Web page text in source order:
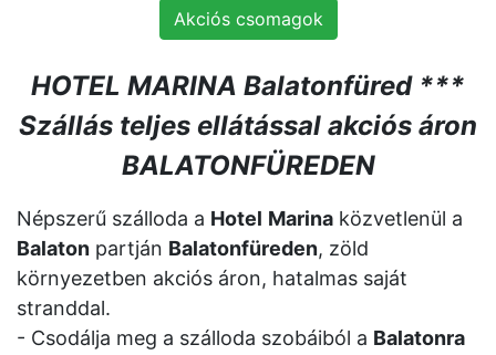
Akciós csomagok
HOTEL MARINA Balatonfüred ***
Szállás teljes ellátással akciós áron
BALATONFÜREDEN
Népszerű szálloda a Hotel Marina közvetlenül a
Balaton partján Balatonfüreden, zöld
környezetben akciós áron, hatalmas saját
stranddal.
- Csodálja meg a szálloda szobáiból a Balatonra